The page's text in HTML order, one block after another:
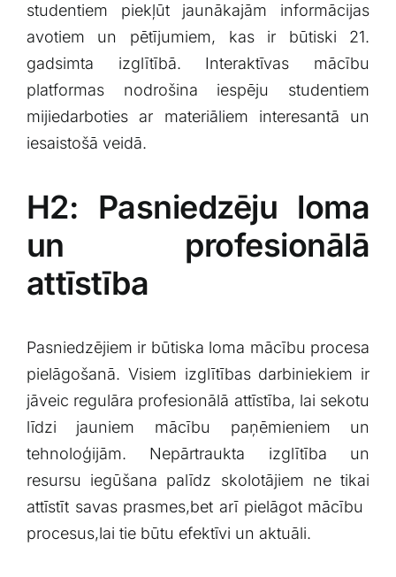
studentiem ⁣piekļūt jaunākajām ⁣informācijas
avotiem un⁢ pētījumiem,⁢ kas ir būtiski 21.⁢
gadsimta izglītībā. Interaktīvas mācību
platformas ​nodrošina iespēju ‍studentiem
mijiedarboties ar materiāliem⁢ interesantā ⁤un
‌iesaistošā veidā.
H2: Pasniedzēju ⁣loma
un profesionālā
attīstība
Pasniedzējiem ir būtiska⁢ loma​ mācību procesa‍
pielāgošanā. ⁢Visiem izglītības darbiniekiem ir
⁤jāveic regulāra profesionālā attīstība, lai⁣ sekotu
līdzi jauniem mācību paņēmieniem un
tehnoloģijām. Nepārtraukta izglītība un
resursu⁤ iegūšana ‍palīdz skolotājiem ⁢ne ‍tikai
attīstīt ⁣savas prasmes,bet arī pielāgot mācību ​
procesus,lai tie būtu⁣ efektīvi un‌ aktuāli.